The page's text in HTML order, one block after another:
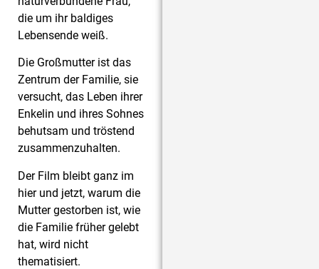
die um ihr baldiges
Lebensende weiß.
Die Großmutter ist das
Zentrum der Familie, sie
versucht, das Leben ihrer
Enkelin und ihres Sohnes
behutsam und tröstend
zusammenzuhalten.
Der Film bleibt ganz im
hier und jetzt, warum die
Mutter gestorben ist, wie
die Familie früher gelebt
hat, wird nicht
thematisiert.